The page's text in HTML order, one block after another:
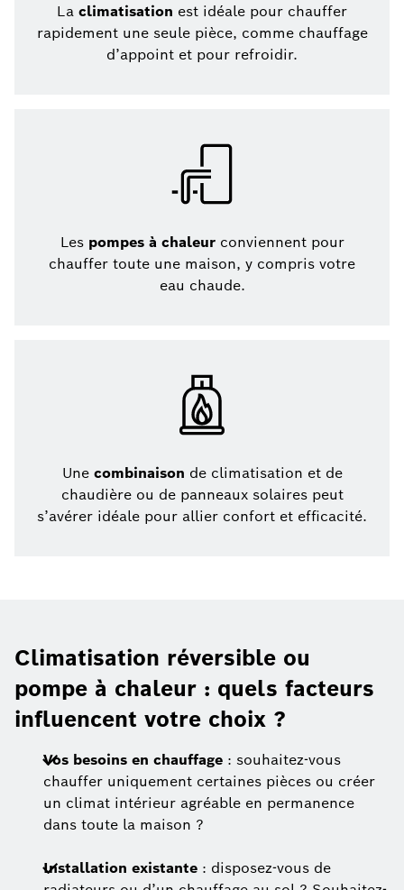
La climatisation est idéale pour chauffer
rapidement une seule pièce, comme chauffage
d’appoint et pour refroidir.
Les pompes à chaleurconviennent pour
chauffer toute une maison, y compris votre
eau chaude.
Une combinaison de climatisation et de
chaudière ou de panneaux solaires peut
s’avérer idéale pour allier confort et efficacité.
Climatisation réversible ou
pompe à chaleur : quels facteurs
influencent votre choix ?
Vos besoins en chauffage : souhaitez-vous
chauffer uniquement certaines pièces ou créer
un climat intérieur agréable en permanence
dans toute la maison ?
Installation existante : disposez-vous de